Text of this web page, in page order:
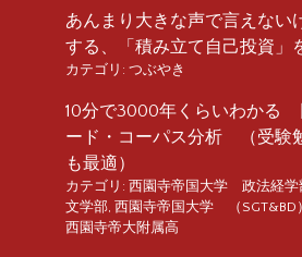
あんまり大きな声で言えない
する、「積み立て自己投資」
カテゴリ: つぶやき
10分で3000年くらいわかる
ード・コーパス分析 （受験
も最適）
カテゴリ: 西園寺帝国大学 政法経学
文学部 西園寺帝国大学 （SGT&BD）
西園寺帝大附属高